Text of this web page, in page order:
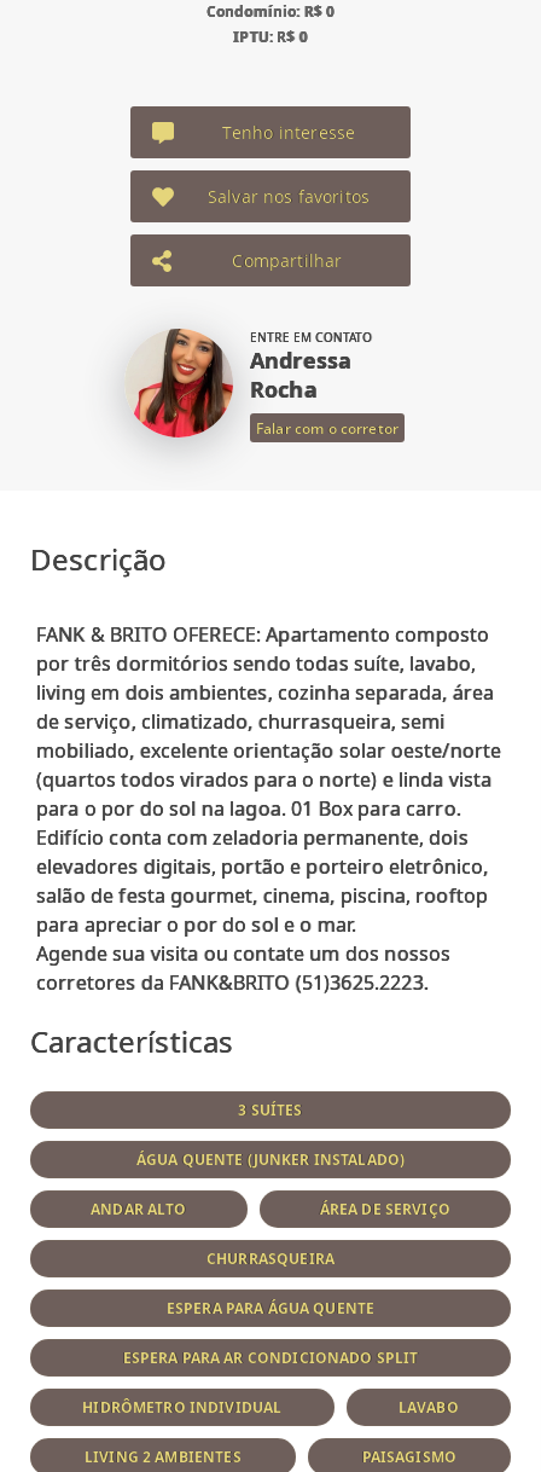
Condomínio: R$ 0
IPTU: R$ 0
Tenho interesse
Salvar nos favoritos
Compartilhar
ENTRE EM CONTATO
Andressa
Rocha
Falar com o corretor
Descrição
FANK & BRITO OFERECE: Apartamento composto
por três dormitórios sendo todas suíte, lavabo,
living em dois ambientes, cozinha separada, área
de serviço, climatizado, churrasqueira, semi
mobiliado, excelente orientação solar oeste/norte
(quartos todos virados para o norte) e linda vista
para o por do sol na lagoa. 01 Box para carro.
Edifício conta com zeladoria permanente, dois
elevadores digitais, portão e porteiro eletrônico,
salão de festa gourmet, cinema, piscina, rooftop
para apreciar o por do sol e o mar.
Agende sua visita ou contate um dos nossos
corretores da FANK&BRITO (51)3625.2223.
Características
3 SUÍTES
ÁGUA QUENTE (JUNKER INSTALADO)
ANDAR ALTO ÁREA DE SERVIÇO
CHURRASQUEIRA
ESPERA PARA ÁGUA QUENTE
ESPERA PARA AR CONDICIONADO SPLIT
HIDRÔMETRO INDIVIDUAL LAVABO
LIVING 2 AMBIENTES PAISAGISMO